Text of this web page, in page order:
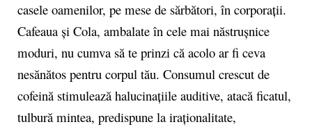
casele oamenilor, pe mese de sărbători, în corporații.
Cafeaua și Cola, ambalate în cele mai năstrușnice
moduri, nu cumva să te prinzi că acolo ar fi ceva
nesănătos pentru corpul tău. Consumul crescut de
cofeină stimulează halucinațiile auditive, atacă ficatul,
tulbură mintea, predispune la iraționalitate,